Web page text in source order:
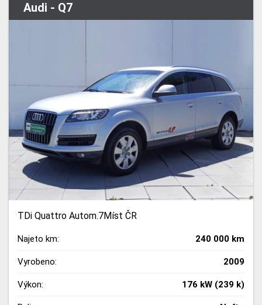
Audi - Q7
TDi Quattro Autom.7Míst ČR
Najeto km: 240 000 km
Vyrobeno: 2009
Výkon: 176 kW (239 k)